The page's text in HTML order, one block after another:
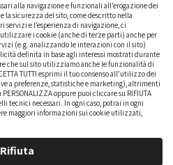
alla navigazione e funzionali all’erogazione dei
la sicurezza del sito, come descritto nella
servizi e l’esperienza di navigazione, ci
i cookie (anche di terze parti) anche per
(e.g. analizzando le interazioni con il sito)
definita in base agli interessi mostrati durante
che sul sito utilizziamo anche le funzionalità di
TUTTI esprimi il tuo consenso all’utilizzo dei
a preferenze, statistiche e marketing), altrimenti
oppure puoi cliccare su RIFIUTA
tecnici necessari. In ogni caso, potrai in ogni
maggiori informazioni sui cookie utilizzati,
Rifiuta
GUIDA ALL’ACQUISTO
DATI ALLA MANO
PARLIAMO DI NOI